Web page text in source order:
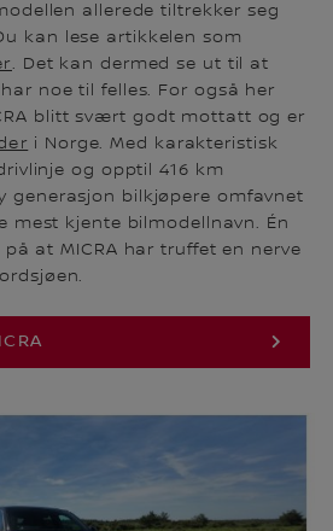
allerede tiltrekker seg
kan lese artikkelen som
. Det kan dermed se ut til at
noe til felles. For også her
blitt svært godt mottatt og er
i Norge. Med karakteristisk
og opptil 416 km
generasjon bilkjøpere omfavnet
mest kjente bilmodellnavn. Én
at MICRA har truffet en nerve